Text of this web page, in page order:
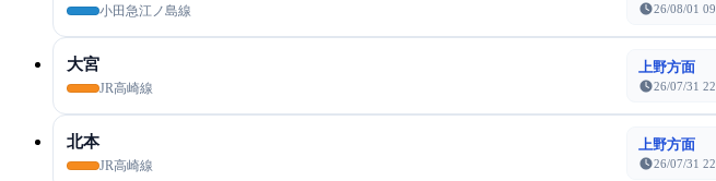
小田急江ノ島線 26/08/01
大宮
JR高崎線
上野方面
26/07/31
北本
JR高崎線
上野方面
26/07/31